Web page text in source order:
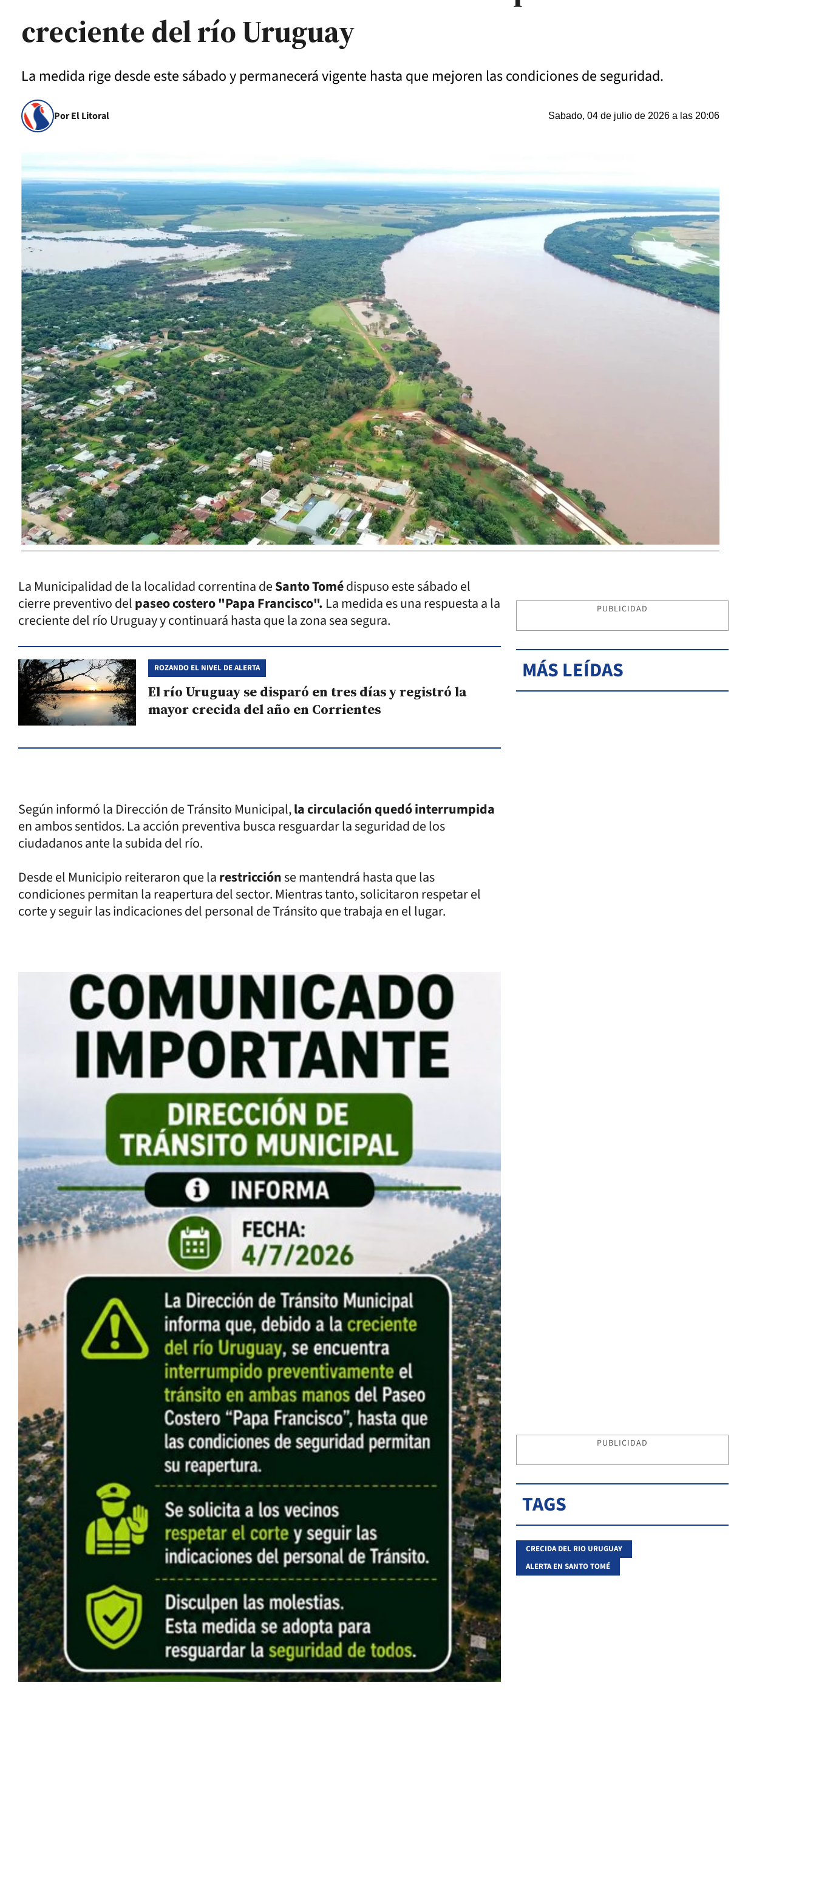
creciente del río Uruguay
La medida rige desde este sábado y permanecerá vigente hasta que mejoren las condiciones de seguridad.
Por El Litoral Sabado, 04 de julio de 2026 a las 20:06
La Municipalidad de la localidad correntina deSanto Tomédispuso este sábado el
cierre preventivo delpaseo costero "Papa Francisco". La medida es una respuesta a la
creciente del río Uruguay y continuará hasta que la zona sea segura.
ROZANDO EL NIVEL DE ALERTA
El río Uruguay se disparó en tres días y registró la
mayor crecida del año en Corrientes
Según informó la Dirección de Tránsito Municipal,la circulación quedó interrumpida
en ambos sentidos. La acción preventiva busca resguardar la seguridad de los
ciudadanos ante la subida del río.
Desde el Municipio reiteraron que larestricciónse mantendrá hasta que las
condiciones permitan la reapertura del sector. Mientras tanto, solicitaron respetar el
corte y seguir las indicaciones del personal de Tránsito que trabaja en el lugar.
PUBLICIDAD
MÁS LEÍDAS
PUBLICIDAD
TAGS
CRECIDA DEL RIO URUGUAY
ALERTA EN SANTO TOMÉ